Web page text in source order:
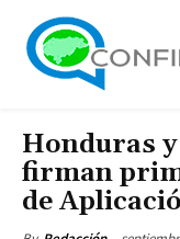
Honduras
firman
de